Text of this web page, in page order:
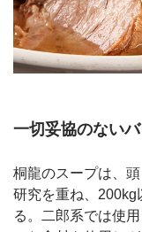
一切妥協のない
桐龍のスープは、
研究を重ね、200kg
る。二郎系では使